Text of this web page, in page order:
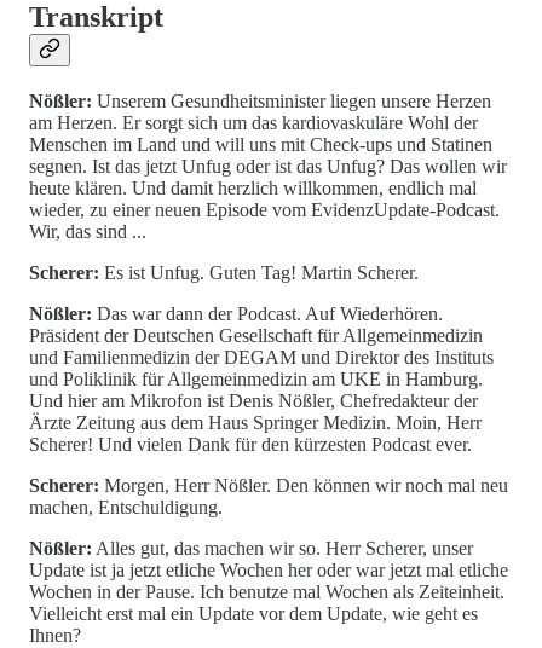
Transkript
Nößler: Unserem Gesundheitsminister liegen unsere Herzen
am Herzen. Er sorgt sich um das kardiovaskuläre Wohl der
Menschen im Land und will uns mit Check-ups und Statinen
segnen. Ist das jetzt Unfug oder ist das Unfug? Das wollen wir
heute klären. Und damit herzlich willkommen, endlich mal
wieder, zu einer neuen Episode vom EvidenzUpdate-Podcast.
Wir, das sind ...
Scherer: Es ist Unfug. Guten Tag! Martin Scherer.
Nößler: Das war dann der Podcast. Auf Wiederhören.
Präsident der Deutschen Gesellschaft für Allgemeinmedizin
und Familienmedizin der DEGAM und Direktor des Instituts
und Poliklinik für Allgemeinmedizin am UKE in Hamburg.
Und hier am Mikrofon ist Denis Nößler, Chefredakteur der
Ärzte Zeitung aus dem Haus Springer Medizin. Moin, Herr
Scherer! Und vielen Dank für den kürzesten Podcast ever.
Scherer: Morgen, Herr Nößler. Den können wir noch mal neu
machen, Entschuldigung.
Nößler: Alles gut, das machen wir so. Herr Scherer, unser
Update ist ja jetzt etliche Wochen her oder war jetzt mal etliche
Wochen in der Pause. Ich benutze mal Wochen als Zeiteinheit.
Vielleicht erst mal ein Update vor dem Update, wie geht es
Ihnen?